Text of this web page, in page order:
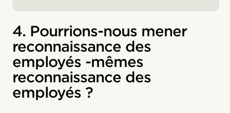
4. Pourrions-nous mener
reconnaissance des
employés -mêmes
reconnaissance des
employés ?